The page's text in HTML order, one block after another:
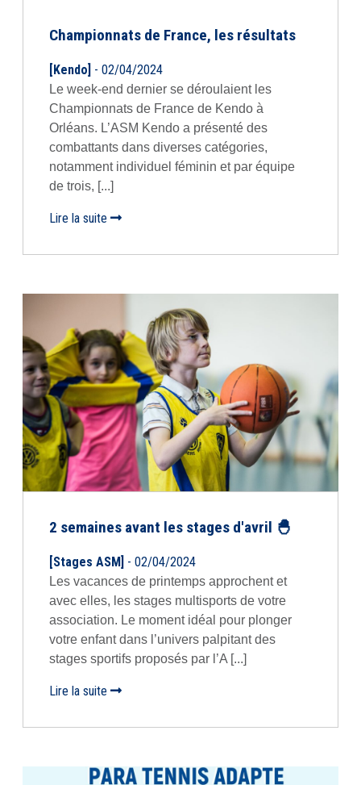
Championnats de France, les résultats
[Kendo] - 02/04/2024
Le week-end dernier se déroulaient les
Championnats de France de Kendo à
Orléans. L’ASM Kendo a présenté des
combattants dans diverses catégories,
notamment individuel féminin et par équipe
de trois, [...]
Lire la suite
2 semaines avant les stages d'avril 🐣
[Stages ASM] - 02/04/2024
Les vacances de printemps approchent et
avec elles, les stages multisports de votre
association. Le moment idéal pour plonger
votre enfant dans l’univers palpitant des
stages sportifs proposés par l’A [...]
Lire la suite